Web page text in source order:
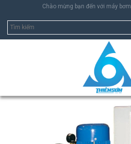
Chào mừng bạn đến với máy